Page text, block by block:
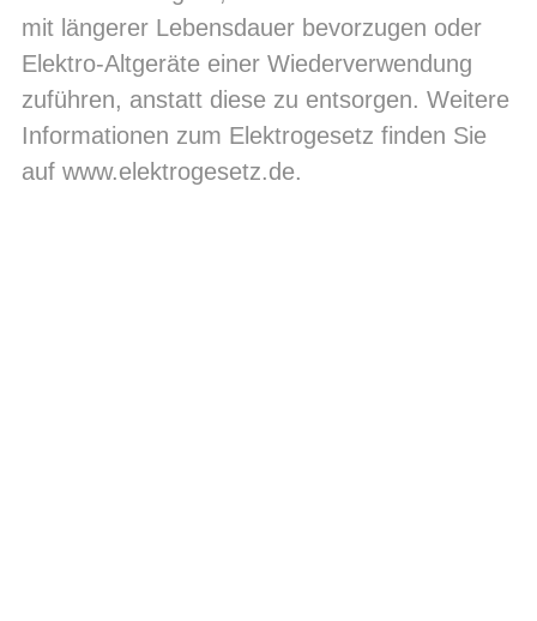
mit längerer Lebensdauer bevorzugen oder
Elektro-Altgeräte einer Wiederverwendung
zuführen, anstatt diese zu entsorgen. Weitere
Informationen zum Elektrogesetz finden Sie
auf www.elektrogesetz.de.